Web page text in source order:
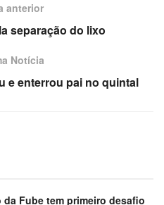
anterior
separação do lixo
Notícia
e enterrou pai no quintal
Fube tem primeiro desafio